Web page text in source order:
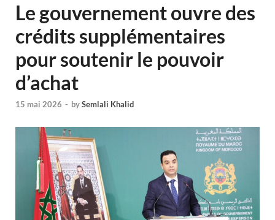
Le gouvernement ouvre des
crédits supplémentaires
pour soutenir le pouvoir
d’achat
15 mai 2026 - bySemlali Khalid